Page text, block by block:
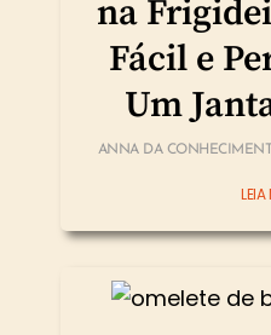
na
Fácil e
Um
ANNA DA
LEIA